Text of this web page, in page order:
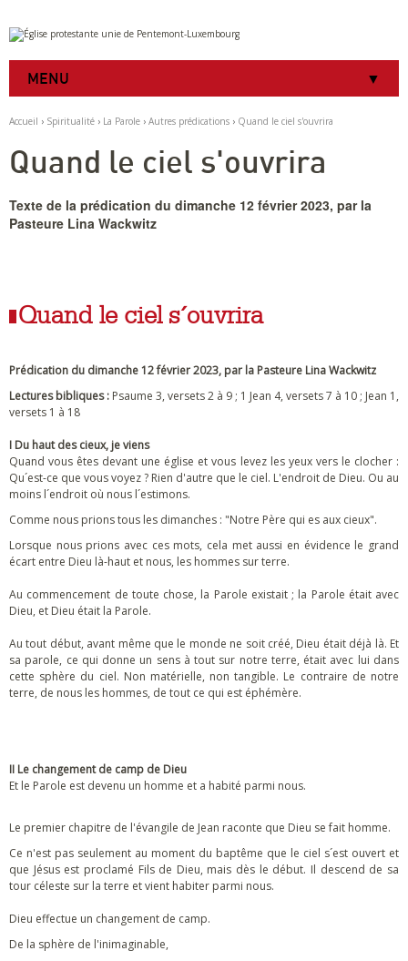
Aller
au
contenu.
à
navigation
Outils
personnels
MENU
Accueil › Spiritualité › La Parole › Autres prédications › Quand le ciel s'ouvrira
Quand le ciel s'ouvrira
Texte de la prédication du dimanche 12 février 2023, par la
Pasteure Lina Wackwitz
Quand le ciel s´ouvrira
Prédication du dimanche 12 février 2023, par la Pasteure Lina Wackwitz
Lectures bibliques : Psaume 3, versets 2 à 9 ; 1 Jean 4, versets 7 à 10 ; Jean 1,
versets 1 à 18
I Du haut des cieux, je viens
Quand vous êtes devant une église et vous levez les yeux vers le clocher :
Qu´est-ce que vous voyez ? Rien d'autre que le ciel. L'endroit de Dieu. Ou au
moins l´endroit où nous l´estimons.
Comme nous prions tous les dimanches : "Notre Père qui es aux cieux".
Lorsque nous prions avec ces mots, cela met aussi en évidence le grand
écart entre Dieu là-haut et nous, les hommes sur terre.
Au commencement de toute chose, la Parole existait ; la Parole était avec
Dieu, et Dieu était la Parole.
Au tout début, avant même que le monde ne soit créé, Dieu était déjà là. Et
sa parole, ce qui donne un sens à tout sur notre terre, était avec lui dans
cette sphère du ciel. Non matérielle, non tangible. Le contraire de notre
terre, de nous les hommes, de tout ce qui est éphémère.
II Le changement de camp de Dieu
Et le Parole est devenu un homme et a habité parmi nous.
Le premier chapitre de l'évangile de Jean raconte que Dieu se fait homme.
Ce n'est pas seulement au moment du baptême que le ciel s´est ouvert et
que Jésus est proclamé Fils de Dieu, mais dès le début. Il descend de sa
tour céleste sur la terre et vient habiter parmi nous.
Dieu effectue un changement de camp.
De la sphère de l'inimaginable,